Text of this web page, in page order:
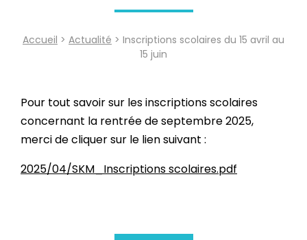
Accueil > Actualité > Inscriptions scolaires du 15 avril au
15 juin
Pour tout savoir sur les inscriptions scolaires
concernant la rentrée de septembre 2025,
merci de cliquer sur le lien suivant :
2025/04/SKM_Inscriptions scolaires.pdf